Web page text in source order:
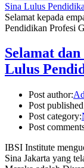
Selamat kepada
Pendidikan Profesi
Selamat
Lulus
Post author:
Post
Post category:
Post
IBSI Institute
Sina Jakarta yang